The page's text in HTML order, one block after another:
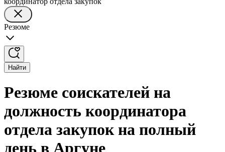
Резюме
Найти
Резюме соискателей на
должность координатора
отдела закупок на полный
день в Аргуне